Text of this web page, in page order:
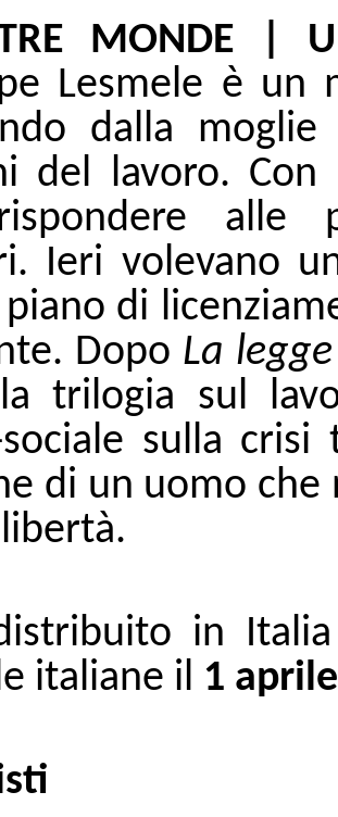
MONDE |
Lesmele è un
dalla
del lavoro.
alle
Ieri volevano
di
Dopo La
trilogia sul
sulla
di un uomo che
in
italiane il 1